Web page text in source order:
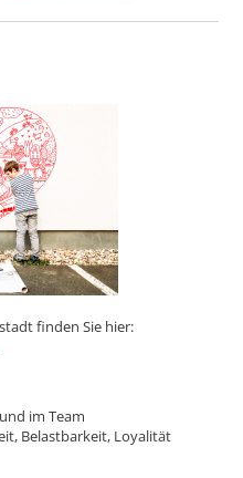
finden Sie hier:
im Team
Belastbarkeit, Loyalität